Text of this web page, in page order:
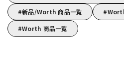
新品/Worth 商品一覧
Worth 商品一覧